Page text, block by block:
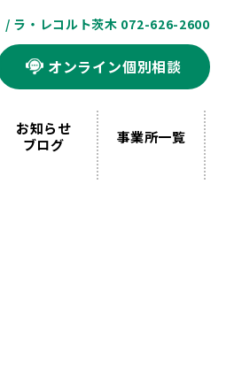
/ ラ・レコルト茨木 072-626-2600
オンライン個別相談
お知らせ
ブログ
事業所一覧